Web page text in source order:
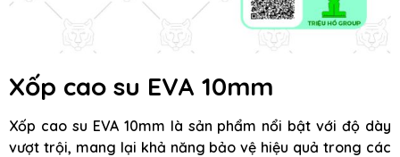
Xốp cao su EVA 10mm
Xốp cao su EVA 10mm là sản phẩm nổi bật với độ dày
vượt trội, mang lại khả năng bảo vệ hiệu quả trong các